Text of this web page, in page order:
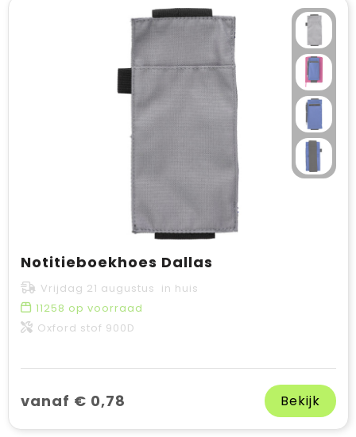
Notitieboekhoes Dallas
Vrijdag 21 augustus in huis
11258 op voorraad
Oxford stof 900D
vanaf € 0,78 Bekijk